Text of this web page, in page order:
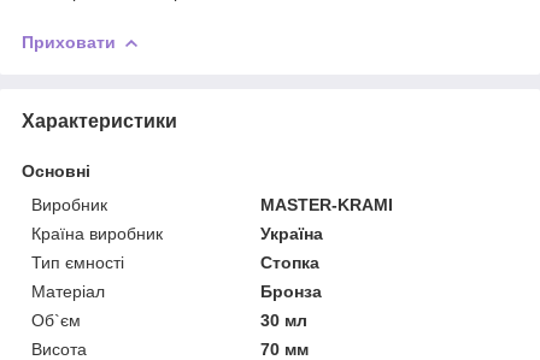
Приховати
Характеристики
Основні
Виробник
MASTER-KRAMI
Країна виробник
Україна
Тип ємності
Стопка
Матеріал
Бронза
Об`єм
30 мл
Висота
70 мм